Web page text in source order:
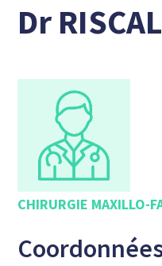
Dr
CHIRURGIE MAXILLO-